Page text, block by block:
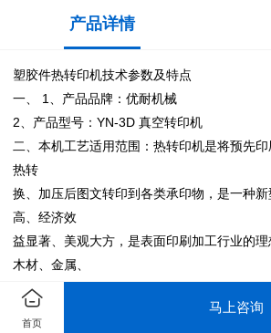
产品详情
塑胶件热转印机技术参数及特点
一、 1、产品品牌：优耐机械
2、产品型号：YN-3D 真空转印机
二、本机工艺适用范围：热转印机是将预先
热转
换、加压后图文转印到各类承印物，是一种
高、经济效
益显著、美观大方，是表面印刷加工行业的理
木材、金属、
皮革、玻璃、建材 ABSPPPEPSPCPVC 等制
印。
首页
马上咨询